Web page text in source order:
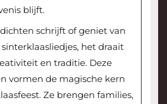
blijft.
schrijft of geniet van
het draait
en traditie. Deze
vormen de magische kern
Ze brengen families,